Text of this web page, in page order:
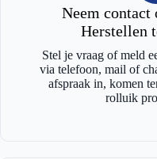
Neem
Herstellen
Stel je vraag of meld
via telefoon, mail of
afspraak in, komen
rolluik